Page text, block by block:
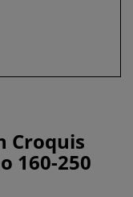
Croquis
160-250